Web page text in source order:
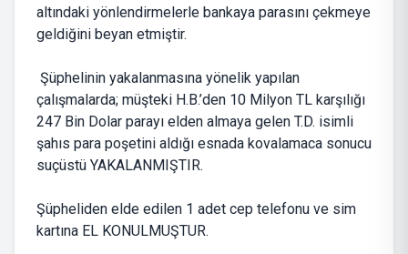
altındaki yönlendirmelerle bankaya parasını çekmeye
geldiğini beyan etmiştir.
Şüphelinin yakalanmasına yönelik yapılan
çalışmalarda; müşteki H.B.’den 10 Milyon TL karşılığı
247 Bin Dolar parayı elden almaya gelen T.D. isimli
şahıs para poşetini aldığı esnada kovalamaca sonucu
suçüstü YAKALANMIŞTIR.
Şüpheliden elde edilen 1 adet cep telefonu ve sim
kartına EL KONULMUŞTUR.